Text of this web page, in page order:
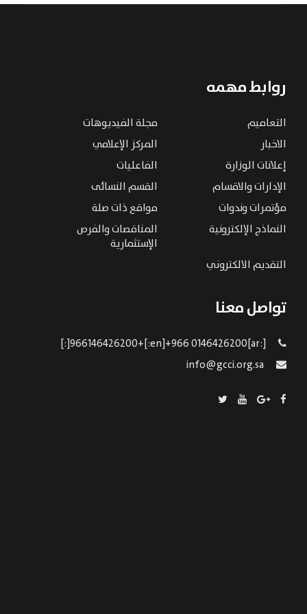
روابط مهمه
التعاميم
مجلة الفيديوهات
الاخبار
المركز الإعلامي
إعلانات الوزارة
الفاعليات
الإدارات والاقسام
القسم النسائى
مؤتمرات وندوات
مواقع ذات صلة
النماذج الإلكترونية
المناقصات والفرص
الإستثمارية
التقديم الالكتروني
تواصل معنا
[:ar]966146426200+[:en]+966 0146426200[:]